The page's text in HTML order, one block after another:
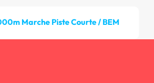
Marche Piste Courte / BEM